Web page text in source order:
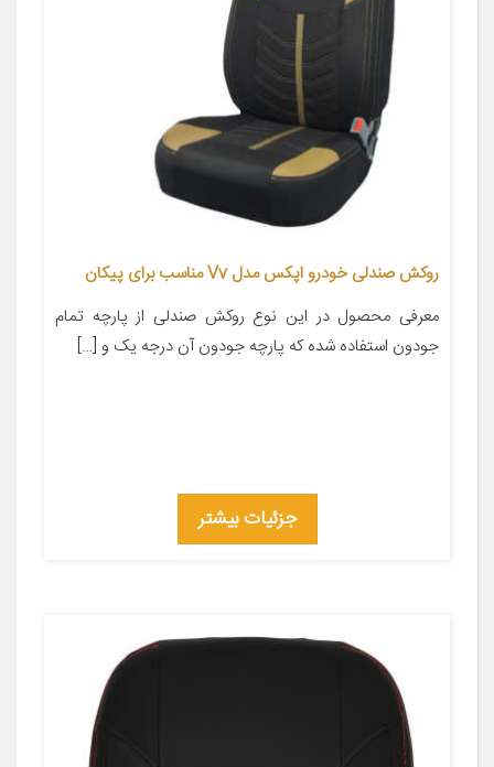
روکش صندلی خودرو اپکس مدل Vv مناسب برای پیکان
معرفی محصول در این نوع روکش صندلی از پارچه تمام
جودون استفاده شده که پارچه جودون آن درجه یک و […]
جزئیات بیشتر